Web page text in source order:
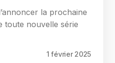
la prochaine
toute nouvelle série
1 février 2025